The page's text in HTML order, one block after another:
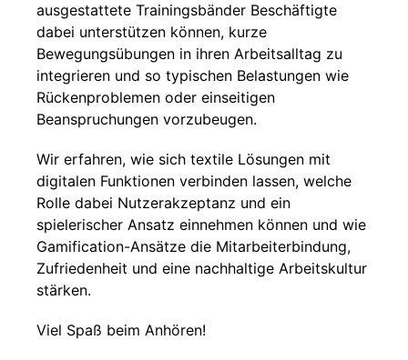
ausgestattete Trainingsbänder Beschäftigte
dabei unterstützen können, kurze
Bewegungsübungen in ihren Arbeitsalltag zu
integrieren und so typischen Belastungen wie
Rückenproblemen oder einseitigen
Beanspruchungen vorzubeugen.
Wir erfahren, wie sich textile Lösungen mit
digitalen Funktionen verbinden lassen, welche
Rolle dabei Nutzerakzeptanz und ein
spielerischer Ansatz einnehmen können und wie
Gamification-Ansätze die Mitarbeiterbindung,
Zufriedenheit und eine nachhaltige Arbeitskultur
stärken.
Viel Spaß beim Anhören!